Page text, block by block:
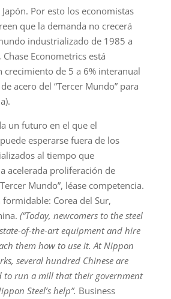
Por esto los economistas
que la demanda no crecerá
industrializado de 1985 a
Econometrics está
crecimiento de 5 a 6% interanual
acero del “Tercer Mundo” para
un futuro en el que el
esperarse fuera de los
al tiempo que
acelerada proliferación de
Mundo”, léase competencia.
formidable: Corea del Sur,
(“Today, newcomers to the steel
of-the-art equipment and hire
them how to use it. At Nippon
several hundred Chinese are
to run a mill that their government
Steel’s help”. Business